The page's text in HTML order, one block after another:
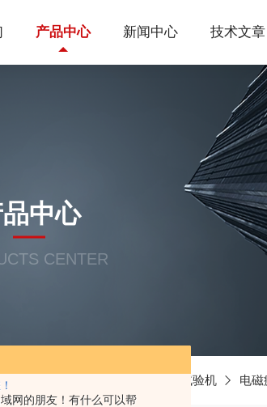
网的朋友！有什么可以帮
产品中心 新闻中心 技术文章
中心
CENTER
置： 疲劳试验机 电磁